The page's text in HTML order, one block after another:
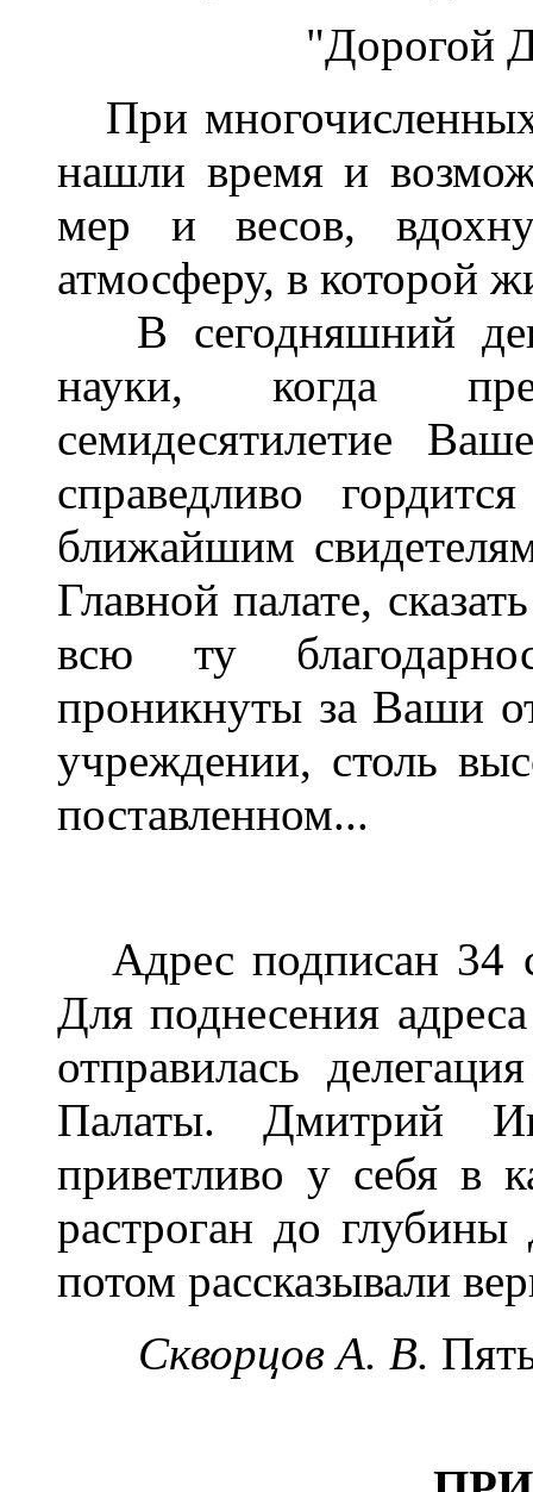
"Дорогой
При
нашли время и
мер и весов,
атмосферу, в которой
В сегодняшний
науки, когда
семидесятилетие
справедливо
ближайшим
Главной палате,
всю ту
проникнуты за Ваши
учреждении, столь
поставленном...
Адрес подписан 34
Для поднесения
отправилась
Палаты. Дмитрий
приветливо у себя в
растроган до
потом рассказывали
Скворцов А. В.